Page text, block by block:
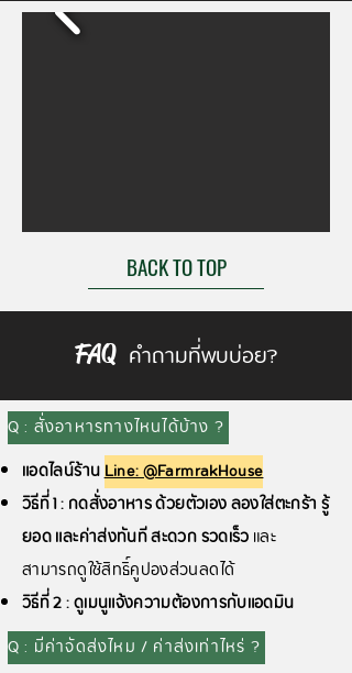
BACK TO TOP
FAQคำถามที่พบบ่อย?
Q : สั่งอาหารทางไหนได้บ้าง ?
แอดไลน์ร้านLine: @FarmrakHouse
วิธีที่ 1 : กดสั่งอาหาร ด้วยตัวเอง ลองใส่ตะกร้า รู้
ยอด และค่าส่งทันที สะดวก รวดเร็วและ
สามารถดูใช้สิทธิ์คูปองส่วนลดได้
วิธีที่ 2 : ดูเมนูแจ้งความต้องการกับแอดมิน
Q : มีค่าจัดส่งไหม / ค่าส่งเท่าไหร่ ?